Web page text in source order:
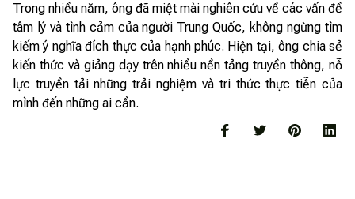
Trong nhiều năm, ông đã miệt mài nghiên cứu về các vấn đề
tâm lý và tình cảm của người Trung Quốc, không ngừng tìm
kiếm ý nghĩa đích thực của hạnh phúc. Hiện tại, ông chia sẻ
kiến thức và giảng dạy trên nhiều nền tảng truyền thông, nỗ
lực truyền tải những trải nghiệm và tri thức thực tiễn của
mình đến những ai cần.